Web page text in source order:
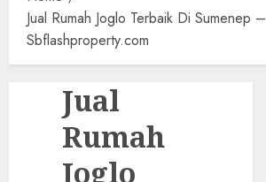
Jual Rumah Joglo Terbaik Di Sumenep –
Sbflashproperty.com
Jual
Rumah
Joglo